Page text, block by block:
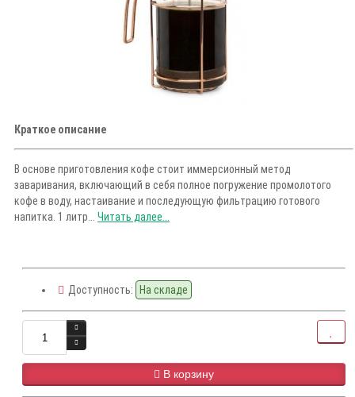
Краткое описание
В основе приготовления кофе стоит иммерсионный метод
заваривания, включающий в себя полное погружение промолотого
кофе в воду, настаивание и последующую фильтрацию готового
напитка. 1 литр... Читать далее...
Доступность: На складе
В корзину